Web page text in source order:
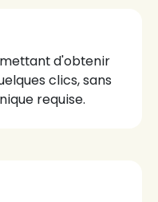
d'obtenir
clics, sans
requise.